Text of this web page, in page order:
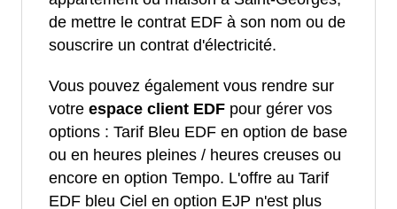
de mettre le contrat EDF à son nom ou de
souscrire un contrat d'électricité.
Vous pouvez également vous rendre sur
votre espace client EDF pour gérer vos
options : Tarif Bleu EDF en option de base
ou en heures pleines / heures creuses ou
encore en option Tempo. L'offre au Tarif
EDF bleu Ciel en option EJP n'est plus